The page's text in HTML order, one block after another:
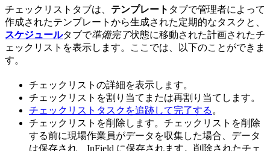
チェックリスト タブは、 テンプレート タブで管理者によって
作成されたテンプレートから生成された定期的なタスクと、
スケジュールタブで準備完了状態に移動された計画されたチ
ェックリストを表示します。ここでは、以下のことができま
す。
チェックリストの詳細を表示します。
チェックリストを割り当てまたは再割り当てします。
チェックリストタスクを追跡して完了する 。
チェックリストを削除します。チェックリストを削除
する前に現場作業員がデータを収集した場合、データ
は保存され、InField に保存されます。削除されたチェ